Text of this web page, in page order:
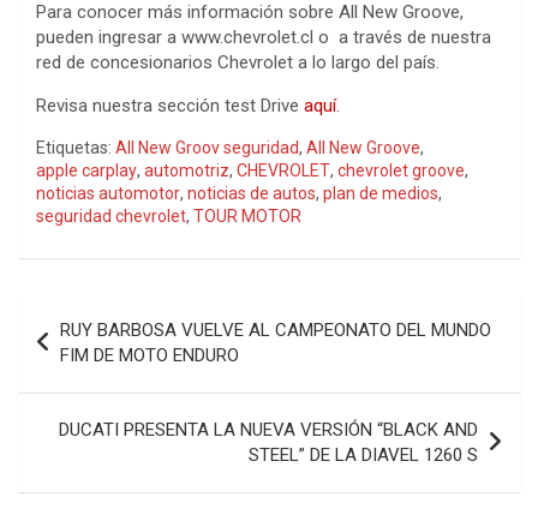
Para conocer más información sobre All New Groove,
pueden ingresar a www.chevrolet.cl o a través de nuestra
red de concesionarios Chevrolet a lo largo del país.
Revisa nuestra sección test Drive aquí.
Etiquetas: All New Groov seguridad, All New Groove,
apple carplay, automotriz, CHEVROLET, chevrolet groove,
noticias automotor, noticias de autos, plan de medios,
seguridad chevrolet, TOUR MOTOR
de
entradas
RUY BARBOSA VUELVE AL CAMPEONATO DEL MUNDO
FIM DE MOTO ENDURO
DUCATI PRESENTA LA NUEVA VERSIÓN “BLACK AND
STEEL” DE LA DIAVEL 1260 S